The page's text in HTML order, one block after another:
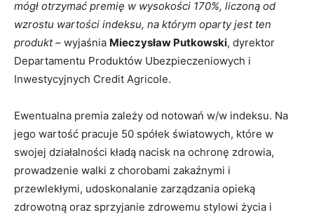
mógł otrzymać premię w wysokości 170%, liczoną od
wzrostu wartości indeksu, na którym oparty jest ten
produkt – wyjaśnia Mieczysław Putkowski, dyrektor
Departamentu Produktów Ubezpieczeniowych i
Inwestycyjnych Credit Agricole.
Ewentualna premia zależy od notowań w/w indeksu. Na
jego wartość pracuje 50 spółek światowych, które w
swojej działalności kładą nacisk na ochronę zdrowia,
prowadzenie walki z chorobami zakaźnymi i
przewlekłymi, udoskonalanie zarządzania opieką
zdrowotną oraz sprzyjanie zdrowemu stylowi życia i